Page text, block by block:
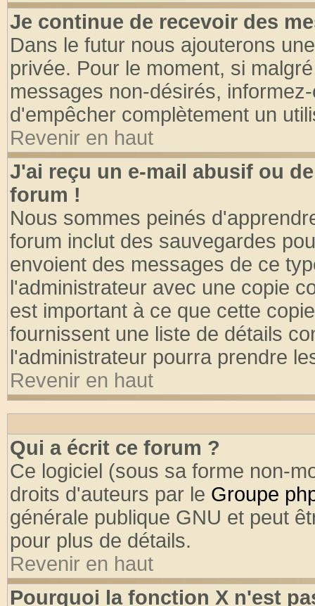
Je continue de recevoir des
Dans le futur nous ajouterons
privée. Pour le moment, si
messages non-désirés,
d'empêcher complètement un
Revenir en haut
J'ai reçu un e-mail abusif ou
forum !
Nous sommes peinés
forum inclut des sauvegardes
envoient des messages de ce
l'administrateur avec une copie
est important à ce que cette
fournissent une liste de détails
l'administrateur pourra prendre
Revenir en haut
Qui a écrit ce forum ?
Ce logiciel (sous sa forme non-
droits d'auteurs par le Groupe
générale publique GNU et peut
pour plus de détails.
Revenir en haut
Pourquoi la fonction X n'est